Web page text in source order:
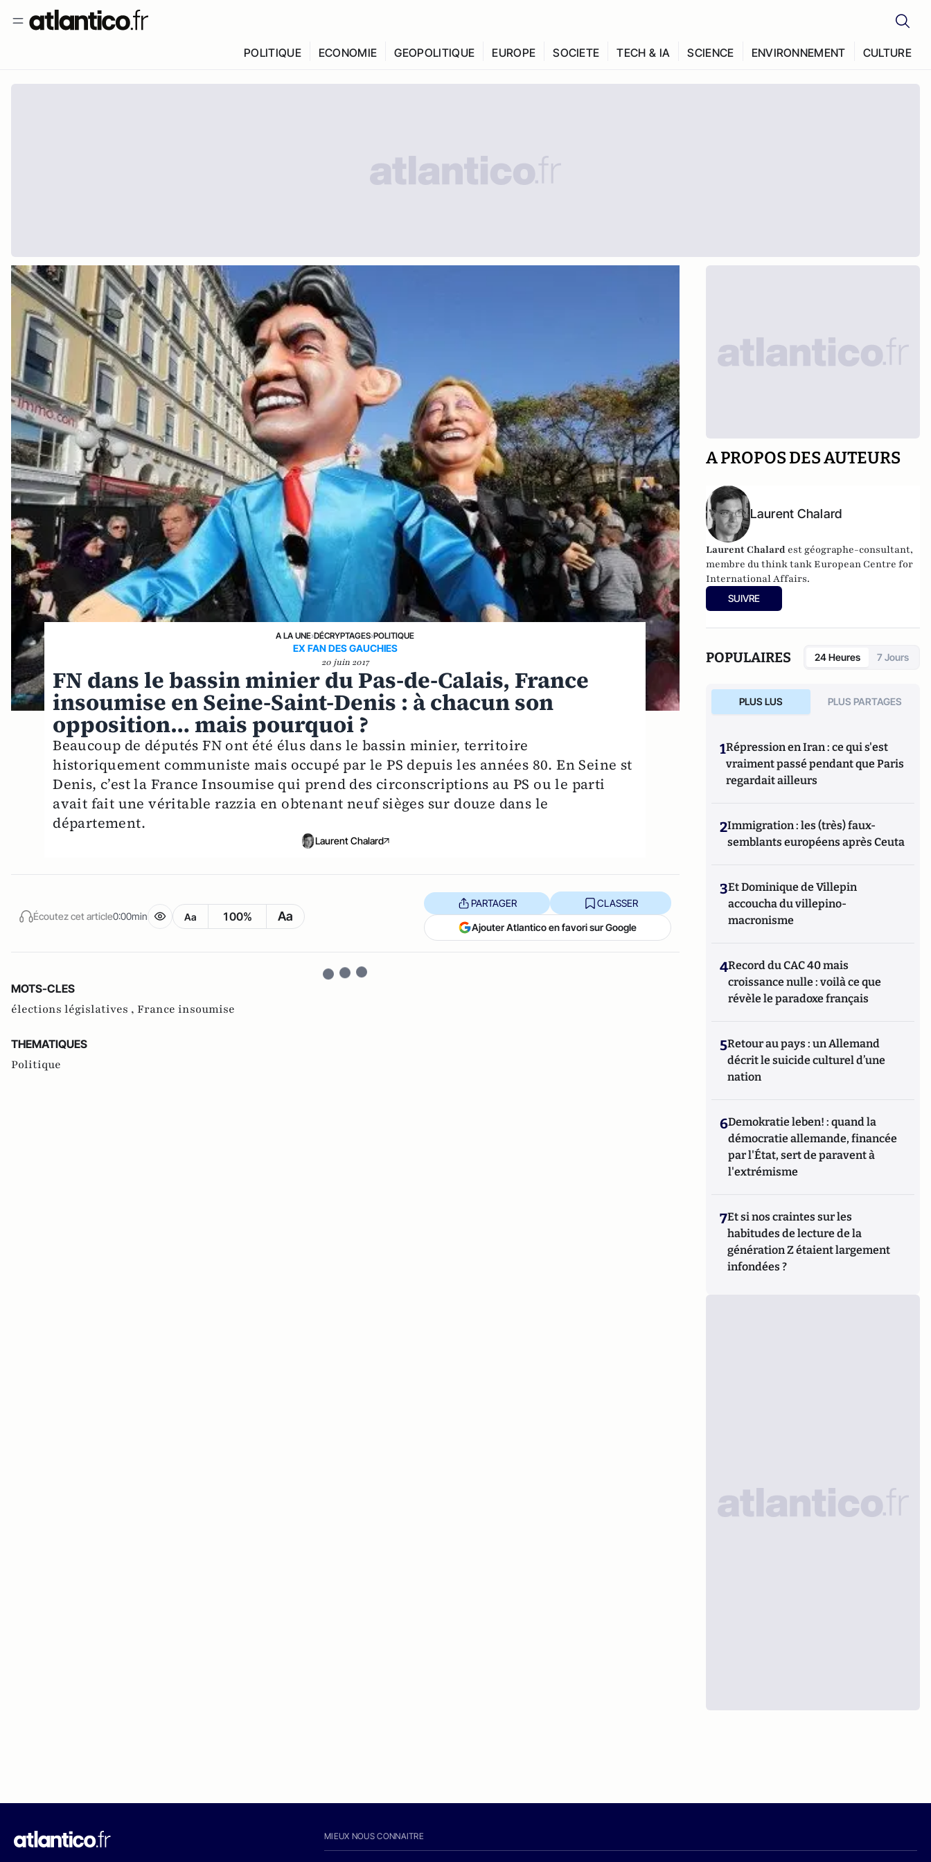
POLITIQUE ECONOMIE GEOPOLITIQUE EUROPE SOCIETE TECH & IA SCIENCE ENVIRONNEMENT CULTURE
A LA UNE›DÉCRYPTAGES›POLITIQUE
EX FAN DES GAUCHIES
20 juin 2017
FN dans le bassin minier du Pas-de-Calais, France
insoumise en Seine-Saint-Denis : à chacun son
opposition… mais pourquoi ?
Beaucoup de députés FN ont été élus dans le bassin minier, territoire
historiquement communiste mais occupé par le PS depuis les années 80. En Seine st
Denis, c’est la France Insoumise qui prend des circonscriptions au PS ou le parti
avait fait une véritable razzia en obtenant neuf sièges sur douze dans le
département.
Laurent Chalard
Écoutez cet article0:00min Aa 100% Aa
PARTAGER CLASSER
Ajouter Atlantico en favori sur Google
MOTS-CLES
élections législatives , France insoumise
THEMATIQUES
Politique
A PROPOS DES AUTEURS
Laurent Chalard
Laurent Chalard est géographe-consultant,
membre du think tankEuropean Centre for
International Affairs.
SUIVRE
POPULAIRES 24 Heures 7 Jours
PLUS LUS PLUS PARTAGES
1Répression en Iran : ce qui s'est
vraiment passé pendant que Paris
regardait ailleurs
2Immigration : les (très) faux-
semblants européens après Ceuta
3Et Dominique de Villepin
accoucha du villepino-
macronisme
4Record du CAC 40 mais
croissance nulle : voilà ce que
révèle le paradoxe français
5Retour au pays : un Allemand
décrit le suicide culturel d’une
nation
6Demokratie leben! : quand la
démocratie allemande, financée
par l'État, sert de paravent à
l'extrémisme
7Et si nos craintes sur les
habitudes de lecture de la
génération Z étaient largement
infondées ?
MIEUX NOUS CONNAITRE